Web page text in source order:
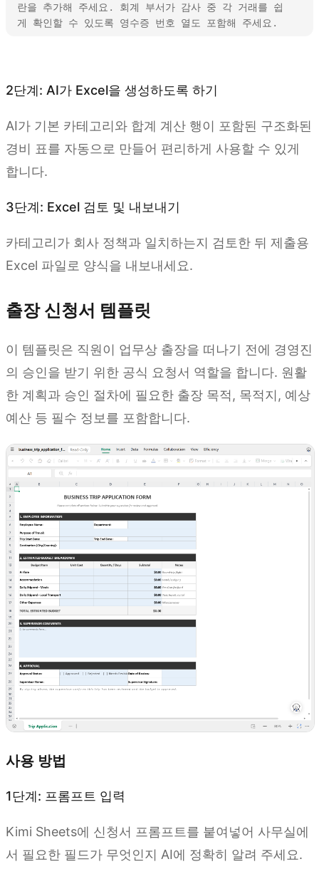
란을 추가해 주세요. 회계 부서가 감사 중 각 거래를 쉽
게 확인할 수 있도록 영수증 번호 열도 포함해 주세요.
2단계: AI가 Excel을 생성하도록 하기
AI가 기본 카테고리와 합계 계산 행이 포함된 구조화된
경비 표를 자동으로 만들어 편리하게 사용할 수 있게
합니다.
3단계: Excel 검토 및 내보내기
카테고리가 회사 정책과 일치하는지 검토한 뒤 제출용
Excel 파일로 양식을 내보내세요.
출장 신청서 템플릿
이 템플릿은 직원이 업무상 출장을 떠나기 전에 경영진
의 승인을 받기 위한 공식 요청서 역할을 합니다. 원활
한 계획과 승인 절차에 필요한 출장 목적, 목적지, 예상
예산 등 필수 정보를 포함합니다.
사용 방법
1단계: 프롬프트 입력
Kimi Sheets에 신청서 프롬프트를 붙여넣어 사무실에
서 필요한 필드가 무엇인지 AI에 정확히 알려 주세요.